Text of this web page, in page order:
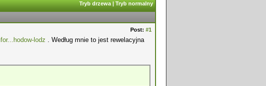
Tryb drzewa | Tryb normalny
Post: #1
lodz . Według mnie to jest rewelacyjna